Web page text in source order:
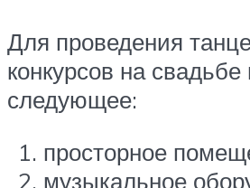
Для проведения
конкурсов на
следующее:
просторное
музыкальное